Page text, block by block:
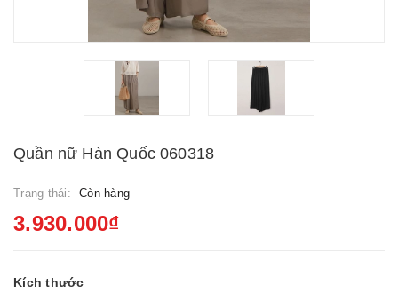
Quần nữ Hàn Quốc 060318
Trạng thái: Còn hàng
3.930.000₫
Kích thước